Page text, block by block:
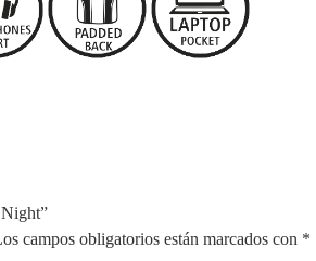
campos obligatorios están marcados con *